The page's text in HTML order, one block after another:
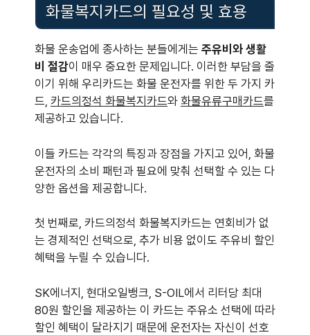
화물복지카드의 필요성 및 효용
화물 운송업에 종사하는 분들에게는 주유비와 생활
비 절감이 매우 중요한 문제입니다. 이러한 부담을 줄
이기 위해 우리카드는 화물 운전자를 위한 두 가지 카
드, 카드의정석 화물복지카드와 화물유류구매카드를
제공하고 있습니다.
이들 카드는 각각의 특징과 장점을 가지고 있어, 화물
운전자의 소비 패턴과 필요에 맞춰 선택할 수 있는 다
양한 옵션을 제공합니다.
첫 번째로, 카드의정석 화물복지카드는 연회비가 없
는 경제적인 선택으로, 추가 비용 없이도 주유비 할인
혜택을 누릴 수 있습니다.
SK에너지, 현대오일뱅크, S-OIL에서 리터당 최대
80원 할인을 제공하는 이 카드는 주유소 선택에 따라
할인 혜택이 달라지기 때문에 운전자는 자신이 선호